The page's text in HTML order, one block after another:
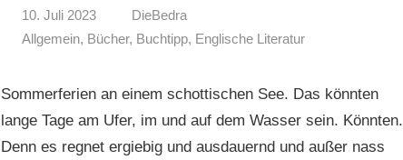
10. Juli 2023
DieBedra
Allgemein, Bücher, Buchtipp, Englische Literatur
Sommerferien an einem schottischen See. Das könnten
lange Tage am Ufer, im und auf dem Wasser sein. Könnten.
Denn es regnet ergiebig und ausdauernd und außer nass